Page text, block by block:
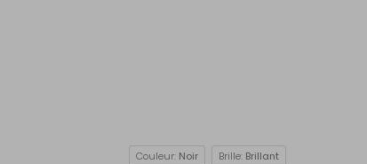
Couleur: Noir Brille: Brillant